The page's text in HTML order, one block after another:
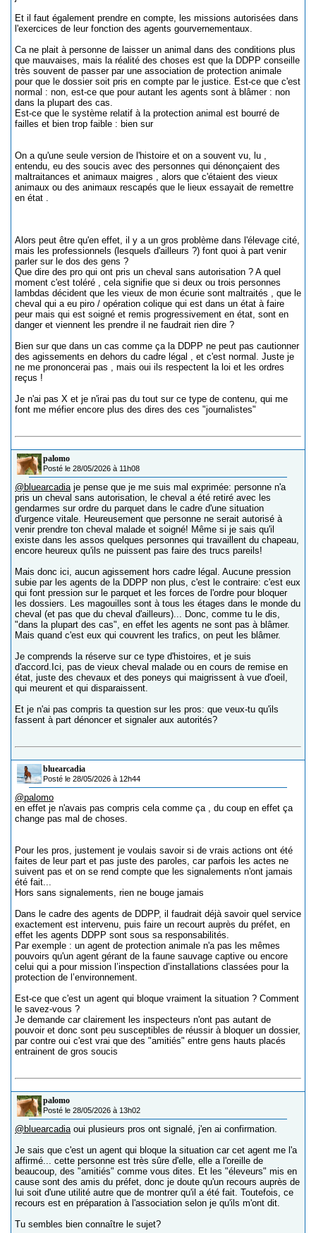
Et il faut également prendre en compte, les missions autorisées dans
l'exercices de leur fonction des agents gourvernementaux.
Ca ne plait à personne de laisser un animal dans des conditions plus
que mauvaises, mais la réalité des choses est que la DDPP conseille
très souvent de passer par une association de protection animale
pour que le dossier soit pris en compte par le justice. Est-ce que c'est
normal : non, est-ce que pour autant les agents sont à blâmer : non
dans la plupart des cas.
Est-ce que le système relatif à la protection animal est bourré de
failles et bien trop faible : bien sur
On a qu'une seule version de l'histoire et on a souvent vu, lu ,
entendu, eu des soucis avec des personnes qui dénonçaient des
maltraitances et animaux maigres , alors que c'étaient des vieux
animaux ou des animaux rescapés que le lieux essayait de remettre
en état .
Alors peut être qu'en effet, il y a un gros problème dans l'élevage cité,
mais les professionnels (lesquels d'ailleurs ?) font quoi à part venir
parler sur le dos des gens ?
Que dire des pro qui ont pris un cheval sans autorisation ? A quel
moment c'est toléré , cela signifie que si deux ou trois personnes
lambdas décident que les vieux de mon écurie sont maltraités , que le
cheval qui a eu piro / opération colique qui est dans un état à faire
peur mais qui est soigné et remis progressivement en état, sont en
danger et viennent les prendre il ne faudrait rien dire ?
Bien sur que dans un cas comme ça la DDPP ne peut pas cautionner
des agissements en dehors du cadre légal , et c'est normal. Juste je
ne me prononcerai pas , mais oui ils respectent la loi et les ordres
reçus !
Je n'ai pas X et je n'irai pas du tout sur ce type de contenu, qui me
font me méfier encore plus des dires des ces "journalistes"
palomo
Posté le 28/05/2026 à 11h08
@bluearcadia je pense que je me suis mal exprimée: personne n'a
pris un cheval sans autorisation, le cheval a été retiré avec les
gendarmes sur ordre du parquet dans le cadre d'une situation
d'urgence vitale. Heureusement que personne ne serait autorisé à
venir prendre ton cheval malade et soigné! Même si je sais qu'il
existe dans les assos quelques personnes qui travaillent du chapeau,
encore heureux qu'ils ne puissent pas faire des trucs pareils!
Mais donc ici, aucun agissement hors cadre légal. Aucune pression
subie par les agents de la DDPP non plus, c'est le contraire: c'est eux
qui font pression sur le parquet et les forces de l'ordre pour bloquer
les dossiers. Les magouilles sont à tous les étages dans le monde du
cheval (et pas que du cheval d'ailleurs)... Donc, comme tu le dis,
"dans la plupart des cas", en effet les agents ne sont pas à blâmer.
Mais quand c'est eux qui couvrent les trafics, on peut les blâmer.
Je comprends la réserve sur ce type d'histoires, et je suis
d'accord.Ici, pas de vieux cheval malade ou en cours de remise en
état, juste des chevaux et des poneys qui maigrissent à vue d'oeil,
qui meurent et qui disparaissent.
Et je n'ai pas compris ta question sur les pros: que veux-tu qu'ils
fassent à part dénoncer et signaler aux autorités?
bluearcadia
Posté le 28/05/2026 à 12h44
@palomo
en effet je n'avais pas compris cela comme ça , du coup en effet ça
change pas mal de choses.
Pour les pros, justement je voulais savoir si de vrais actions ont été
faites de leur part et pas juste des paroles, car parfois les actes ne
suivent pas et on se rend compte que les signalements n'ont jamais
été fait...
Hors sans signalements, rien ne bouge jamais
Dans le cadre des agents de DDPP, il faudrait déjà savoir quel service
exactement est intervenu, puis faire un recourt auprès du préfet, en
effet les agents DDPP sont sous sa responsabilités.
Par exemple : un agent de protection animale n'a pas les mêmes
pouvoirs qu'un agent gérant de la faune sauvage captive ou encore
celui qui a pour mission l’inspection d’installations classées pour la
protection de l’environnement.
Est-ce que c'est un agent qui bloque vraiment la situation ? Comment
le savez-vous ?
Je demande car clairement les inspecteurs n'ont pas autant de
pouvoir et donc sont peu susceptibles de réussir à bloquer un dossier,
par contre oui c'est vrai que des "amitiés" entre gens hauts placés
entrainent de gros soucis
palomo
Posté le 28/05/2026 à 13h02
@bluearcadia oui plusieurs pros ont signalé, j'en ai confirmation.
Je sais que c'est un agent qui bloque la situation car cet agent me l'a
affirmé... cette personne est très sûre d'elle, elle a l'oreille de
beaucoup, des "amitiés" comme vous dites. Et les "éleveurs" mis en
cause sont des amis du préfet, donc je doute qu'un recours auprès de
lui soit d'une utilité autre que de montrer qu'il a été fait. Toutefois, ce
recours est en préparation à l'association selon je qu'ils m'ont dit.
Tu sembles bien connaître le sujet?